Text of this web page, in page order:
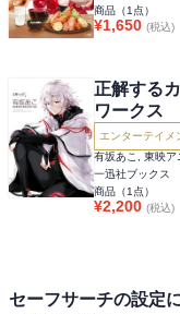
商品（1 点）
¥1,650 (税込)
正解する
ワークス
エンターテイメ
有坂あこ, 東映ア
一迅社ブックス
商品（1 点）
¥2,200 (税込)
セーフサーチの設定